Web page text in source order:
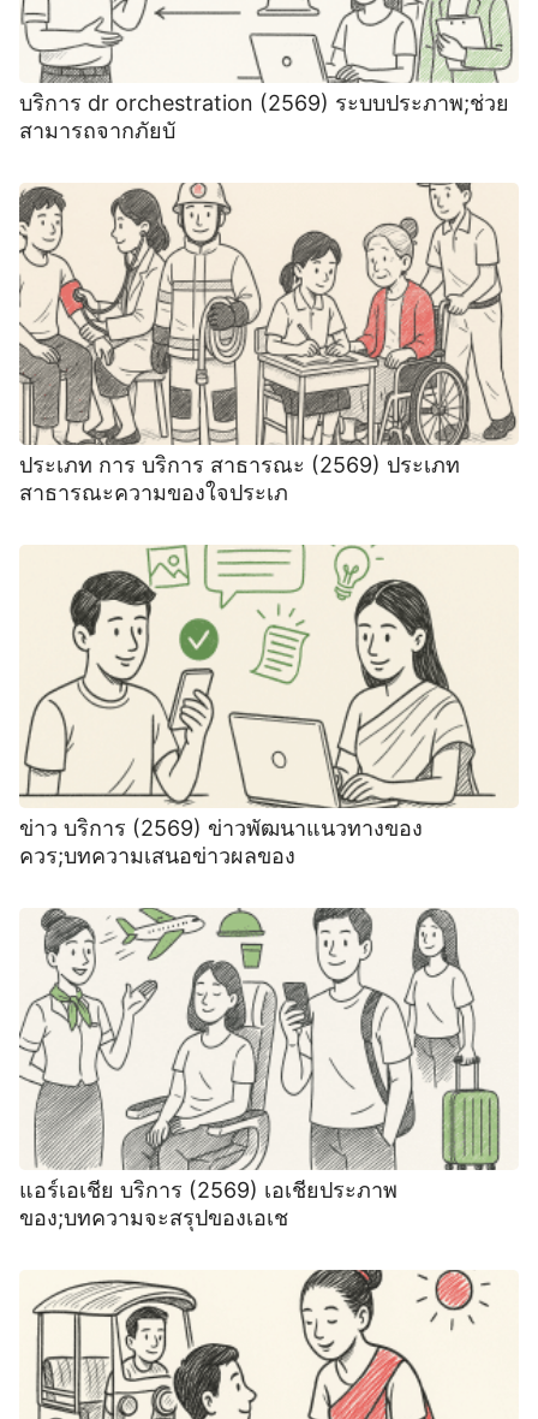
บริการ dr orchestration (2569) ระบบประภาพ;ช่วย
สามารถจากภัยบั
ประเภท การ บริการ สาธารณะ (2569) ประเภท
สาธารณะความของใจประเภ
ข่าว บริการ (2569) ข่าวพัฒนาแนวทางของ
ควร;บทความเสนอข่าวผลของ
แอร์เอเชีย บริการ (2569) เอเชียประภาพ
ของ;บทความจะสรุปของเอเช